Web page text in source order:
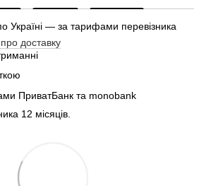
— за тарифами перевізника
доставку
ПриватБанк та monobank
12 місяців.